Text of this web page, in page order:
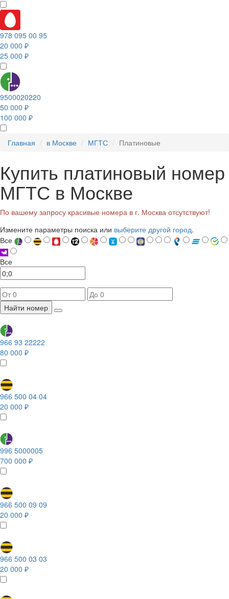
978 095 00 95
20 000 ₽
25 000 ₽
9500020220
50 000 ₽
100 000 ₽
Главная в Москве МГТС Платиновые
Купить платиновый номер
МГТС в Москве
По вашему запросу красивые номера в г. Москва отсутствуют!
Измените параметры поиска или выберите другой город.
Все
Все
Найти номер
966 93 22222
80 000 ₽
966 500 04 04
20 000 ₽
996 5000005
700 000 ₽
966 500 09 09
20 000 ₽
966 500 03 03
20 000 ₽